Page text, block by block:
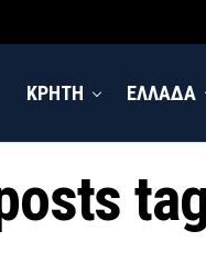
ΚΡΗΤΗ ΕΛΛΑΔΑ